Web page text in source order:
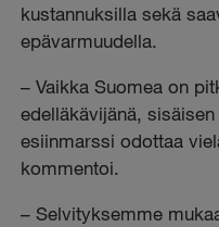
kustannuksilla sekä
epävarmuudella.
– Vaikka Suomea on
edelläkävijänä,
esiinmarssi odottaa
kommentoi.
– Selvityksemme